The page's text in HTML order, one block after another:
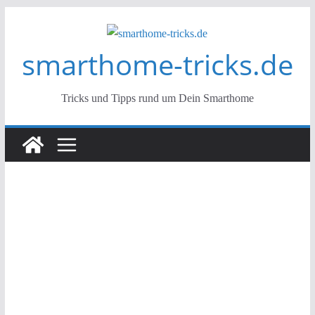
smarthome-tricks.de
Tricks und Tipps rund um Dein Smarthome